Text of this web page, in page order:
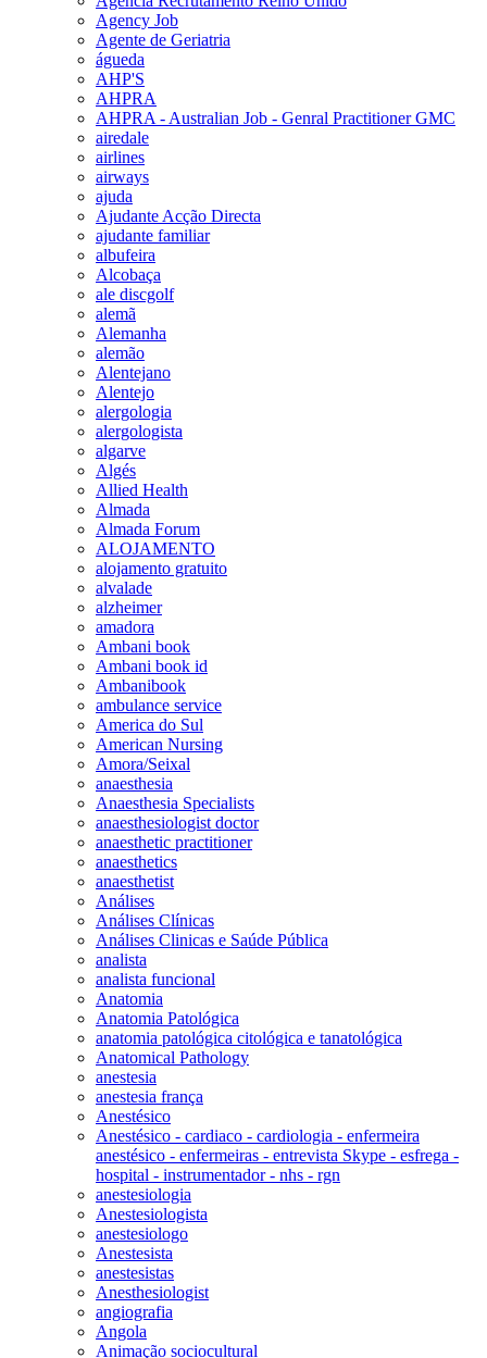
Agency Job
Agente de Geriatria
águeda
AHP'S
AHPRA
AHPRA - Australian Job - Genral Practitioner GMC
airedale
airlines
airways
ajuda
Ajudante Acção Directa
ajudante familiar
albufeira
Alcobaça
ale discgolf
alemã
Alemanha
alemão
Alentejano
Alentejo
alergologia
alergologista
algarve
Algés
Allied Health
Almada
Almada Forum
ALOJAMENTO
alojamento gratuito
alvalade
alzheimer
amadora
Ambani book
Ambani book id
Ambanibook
ambulance service
America do Sul
American Nursing
Amora/Seixal
anaesthesia
Anaesthesia Specialists
anaesthesiologist doctor
anaesthetic practitioner
anaesthetics
anaesthetist
Análises
Análises Clínicas
Análises Clinicas e Saúde Pública
analista
analista funcional
Anatomia
Anatomia Patológica
anatomia patológica citológica e tanatológica
Anatomical Pathology
anestesia
anestesia frança
Anestésico
Anestésico - cardiaco - cardiologia - enfermeira
anestésico - enfermeiras - entrevista Skype - esfrega -
hospital - instrumentador - nhs - rgn
anestesiologia
Anestesiologista
anestesiologo
Anestesista
anestesistas
Anesthesiologist
angiografia
Angola
Animação sociocultural